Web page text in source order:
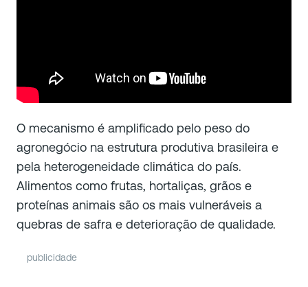
O mecanismo é amplificado pelo peso do
agronegócio na estrutura produtiva brasileira e
pela heterogeneidade climática do país.
Alimentos como frutas, hortaliças, grãos e
proteínas animais são os mais vulneráveis a
quebras de safra e deterioração de qualidade.
publicidade